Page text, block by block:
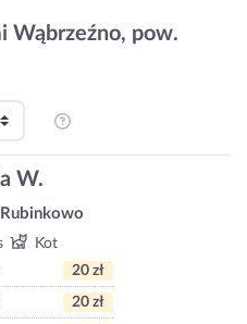
Wąbrzeźno, pow.
W.
Kot
20 zł
20 zł